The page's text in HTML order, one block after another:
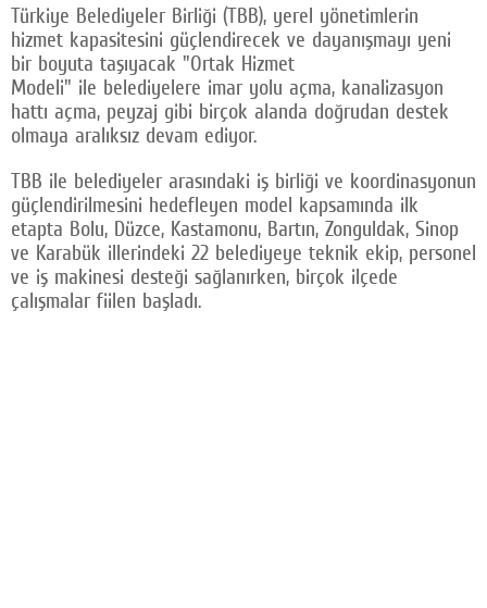
İletişim
A24 SOSYAL MEDYA
Facebook
Google Plus
© 2026 TÜM HAKLARI SAKLIDIR
Türkiye Belediyeler Birliği (TBB), yerel yönetimlerin
hizmet kapasitesini güçlendirecek ve dayanışmayı yeni
bir boyuta taşıyacak "Ortak Hizmet
Modeli" ile belediyelere imar yolu açma, kanalizasyon
hattı açma, peyzaj gibi birçok alanda doğrudan destek
olmaya aralıksız devam ediyor.
TBB ile belediyeler arasındaki iş birliği ve koordinasyonun
güçlendirilmesini hedefleyen model kapsamında ilk
etapta Bolu, Düzce, Kastamonu, Bartın, Zonguldak, Sinop
ve Karabük illerindeki 22 belediyeye teknik ekip, personel
ve iş makinesi desteği sağlanırken, birçok ilçede
çalışmalar fiilen başladı.